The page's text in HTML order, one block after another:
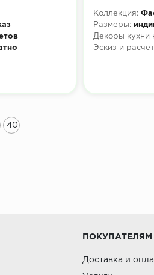
Коллекция:
Размеры:
Декоры кухни
Эскиз и
40
ПОКУПАТЕЛЯМ
Доставка и